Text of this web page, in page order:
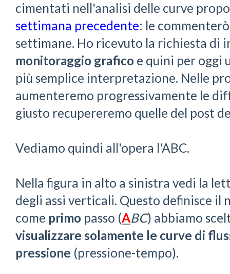
cimentati nell'analisi delle curve
settimana precedente: le
settimane. Ho ricevuto la richiesta di
monitoraggio grafico e quini per oggi
più semplice interpretazione. Nelle
aumenteremo progressivamente le
giusto recupereremo quelle del post
Vediamo quindi all'opera l'ABC.
Nella figura in alto a sinistra vedi la
degli assi verticali. Questo definisce il
come primo passo (ABC) abbiamo
visualizzare solamente le curve di
pressione (pressione-tempo).